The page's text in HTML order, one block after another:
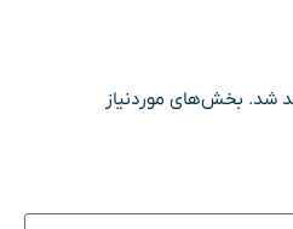
شد. بخش‌های موردنیاز